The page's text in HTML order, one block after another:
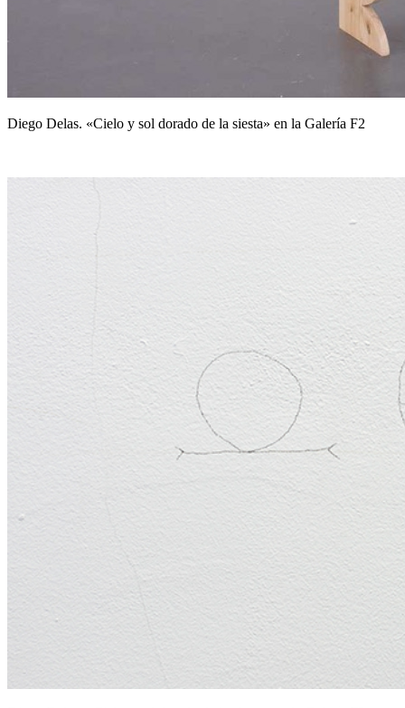
Diego Delas. «Cielo y sol dorado de la siesta» en la Galería F2